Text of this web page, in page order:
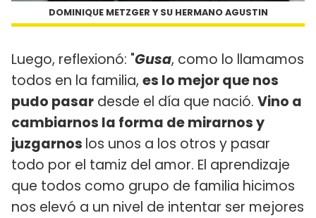
DOMINIQUE METZGER Y SU HERMANO AGUSTIN
Luego, reflexionó: "Gusa, como lo llamamos
todos en la familia, es lo mejor que nos
pudo pasar desde el día que nació. Vino a
cambiarnos la forma de mirarnos y
juzgarnos los unos a los otros y pasar
todo por el tamiz del amor. El aprendizaje
que todos como grupo de familia hicimos
nos elevó a un nivel de intentar ser mejores